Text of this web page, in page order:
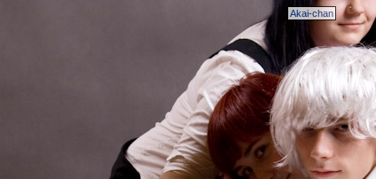
Akai-chan